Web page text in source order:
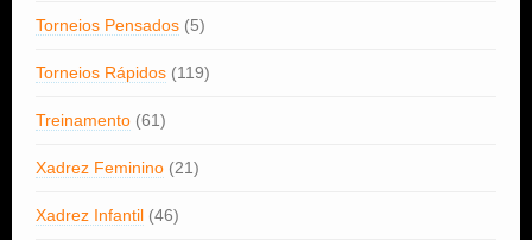
Torneios Pensados (5)
Torneios Rápidos (119)
Treinamento (61)
Xadrez Feminino (21)
Xadrez Infantil (46)